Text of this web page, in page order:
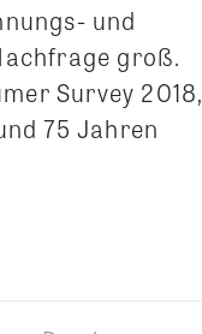
und
groß.
Survey 2018,
75 Jahren